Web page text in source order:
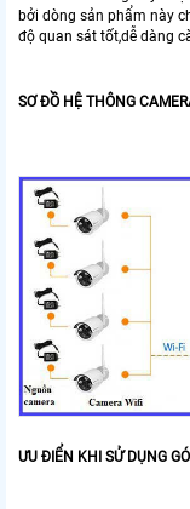
bởi dòng sản phẩm này
độ quan sát tốt,dễ dàng
SƠ ĐỒ HỆ THÔNG
ƯU ĐIỂN KHI SỬ DỤNG